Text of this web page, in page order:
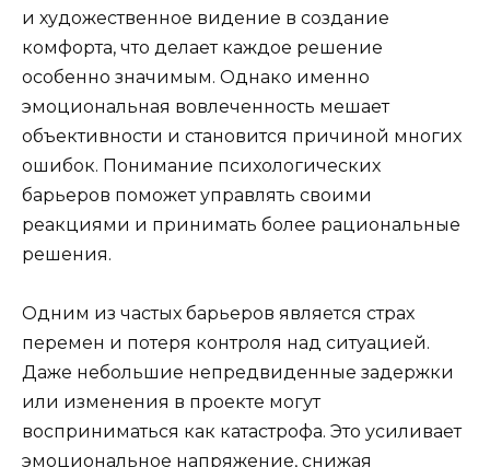
и художественное видение в создание
комфорта, что делает каждое решение
особенно значимым. Однако именно
эмоциональная вовлеченность мешает
объективности и становится причиной многих
ошибок. Понимание психологических
барьеров поможет управлять своими
реакциями и принимать более рациональные
решения.
Одним из частых барьеров является страх
перемен и потеря контроля над ситуацией.
Даже небольшие непредвиденные задержки
или изменения в проекте могут
восприниматься как катастрофа. Это усиливает
эмоциональное напряжение, снижая